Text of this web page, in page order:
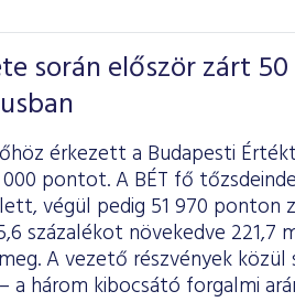
során először zárt 50
érkezett a Budapesti
pontot. A BÉT fő
végül pedig 51 970 ponton
százalékot növekedve
A vezető részvények közül
a három kibocsátó forgalmi